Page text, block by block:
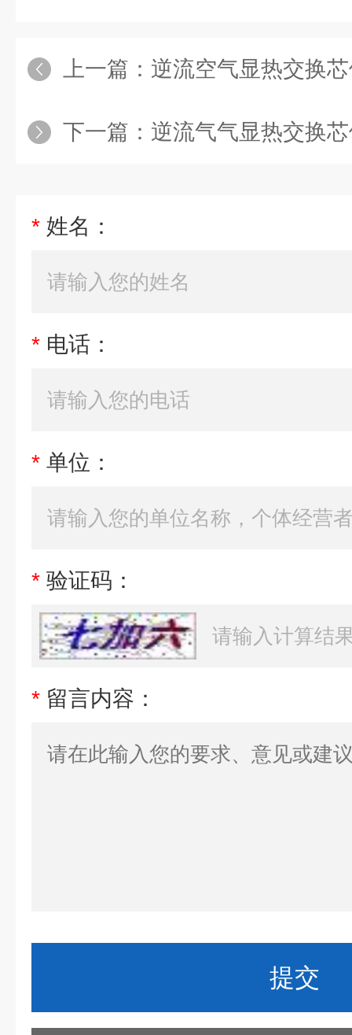
上一篇： 逆流空气显热交换
下一篇： 逆流气气显热交换
* 姓名：
* 电话：
* 单位：
* 验证码：
* 留言内容：